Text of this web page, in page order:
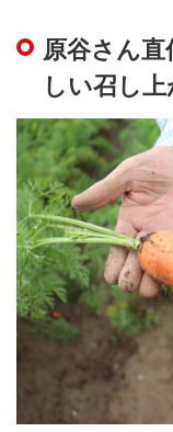
原谷さん
しい召し